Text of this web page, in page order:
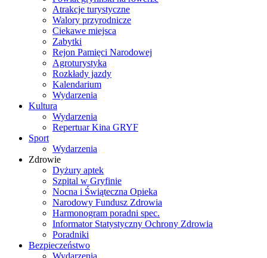
Atrakcje turystyczne
Walory przyrodnicze
Ciekawe miejsca
Zabytki
Rejon Pamięci Narodowej
Agroturystyka
Rozkłady jazdy
Kalendarium
Wydarzenia
Kultura
Wydarzenia
Repertuar Kina GRYF
Sport
Wydarzenia
Zdrowie
Dyżury aptek
Szpital w Gryfinie
Nocna i Świąteczna Opieka
Narodowy Fundusz Zdrowia
Harmonogram poradni spec.
Informator Statystyczny Ochrony Zdrowia
Poradniki
Bezpieczeństwo
Wydarzenia